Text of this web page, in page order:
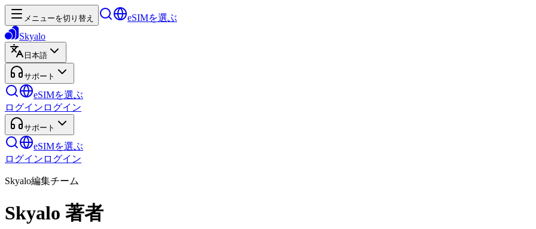
メニューを切り替え
eSIMを選ぶ
Skyalo
日本語
サポート
eSIMを選ぶ
ログイン ログイン
サポート
eSIMを選ぶ
ログイン ログイン
Skyalo編集チーム
Skyalo 著者